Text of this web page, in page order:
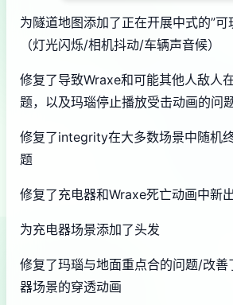
为隧道地图添加了正在开展中式的”可
（灯光闪烁/相机抖动/车辆声音候）
修复了导致Wraxe和可能其他人敌人
题，以及玛瑙停止播放受击动画的问
修复了integrity在大多数场景中随机
题
修复了充电器和Wraxe死亡动画中新
为充电器场景添加了头发
修复了玛瑙与地面重点合的问题/改
器场景的穿透动画